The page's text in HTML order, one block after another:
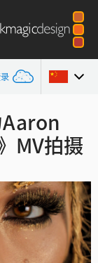
MV拍摄